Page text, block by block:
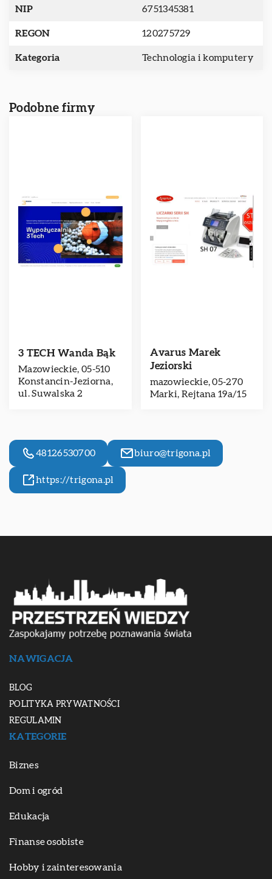
NIP 6751345381
REGON 120275729
Kategoria Technologia i komputery
Podobne firmy
3 TECH Wanda Bąk
Mazowieckie, 05-510
Konstancin-Jeziorna,
ul. Suwalska 2
Avarus Marek
Jeziorski
mazowieckie, 05-270
Marki, Rejtana 19a/15
48126530700 biuro@trigona.pl
https://trigona.pl
NAWIGACJA
BLOG
POLITYKA PRYWATNOŚCI
REGULAMIN
KATEGORIE
Biznes
Dom i ogród
Edukacja
Finanse osobiste
Hobby i zainteresowania